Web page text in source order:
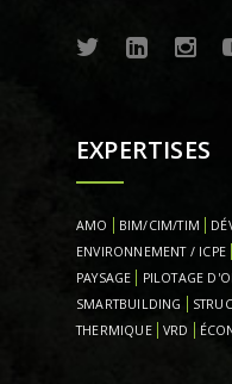
EXPERTISES
AMO BIM/CIM/TIM
ENVIRONNEMENT / ICPE
PAYSAGE
PILOTAGE
SMARTBUILDING
THERMIQUE
VRD